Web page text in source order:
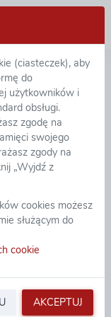
(ciasteczek), aby
do
użytkowników i
obsługi.
zgodę na
swojego
zgody na
„Wyjdź z
cookies możesz
służącym do
cookie
AKCEPTUJ
na
zgodnie z
w sprawie
r.
z dnia 4